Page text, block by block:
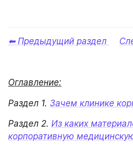
⬅ Предыдущий раздел
Оглавление:
Раздел 1. Зачем клинике
Раздел 2. Из каких
корпоративную